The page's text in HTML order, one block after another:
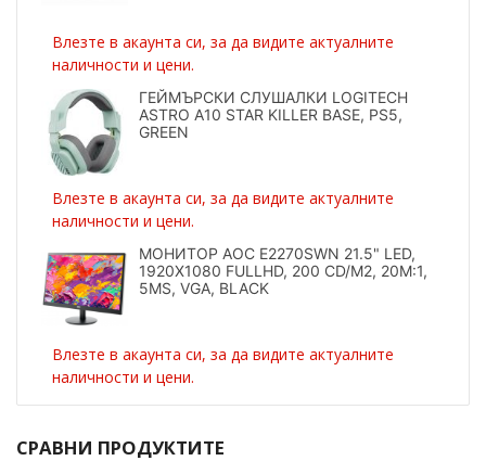
Влезте в акаунта си, за да видите актуалните
наличности и цени.
ГЕЙМЪРСКИ СЛУШАЛКИ LOGITECH
ASTRO A10 STAR KILLER BASE, PS5,
GREEN
Влезте в акаунта си, за да видите актуалните
наличности и цени.
МОНИТОР AOC E2270SWN 21.5" LED,
1920X1080 FULLHD, 200 CD/M2, 20M:1,
5MS, VGA, BLACK
Влезте в акаунта си, за да видите актуалните
наличности и цени.
СРАВНИ ПРОДУКТИТЕ